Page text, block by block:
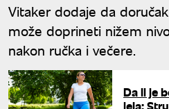
Vitaker dodaje da
može doprineti nižem
nakon ručka i večere.
Da li je
jela: